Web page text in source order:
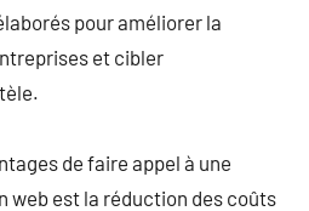
pour améliorer la
et cibler
de faire appel à une
web est la réduction des coûts